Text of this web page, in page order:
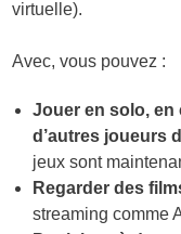
virtuelle).
Avec, vous pouvez :
Jouer en solo,
d’autres joueurs
jeux sont
Regarder des
streaming comme